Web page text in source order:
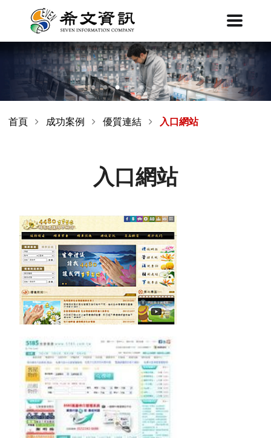
首頁 成功案例 優質連結 入口網站
入口網站
4480入口網站
5185買屋賣屋